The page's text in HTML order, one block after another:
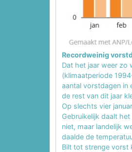
Recordweinig
Dat het jaar weer zo
(klimaatperiode
aantal vorstdagen in
de rest van dit jaar
Op slechts vier
Gebruikelijk daalt
niet, maar landelijk
daalde de
Bilt tot strenge vorst